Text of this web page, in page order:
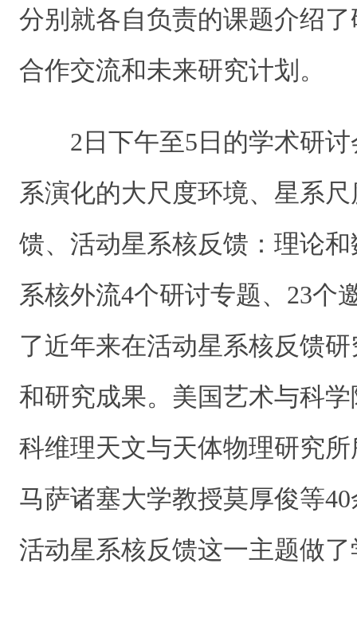
分别就各自负责的课题介绍
合作交流和未来研究计划。
2日下午至5日的学术研
系演化的大尺度环境、星系
馈、活动星系核反馈：理论
系核外流4个研讨专题、23个
了近年来在活动星系核反馈
和研究成果。美国艺术与科
科维理天文与天体物理研究
马萨诸塞大学教授莫厚俊等
活动星系核反馈这一主题做